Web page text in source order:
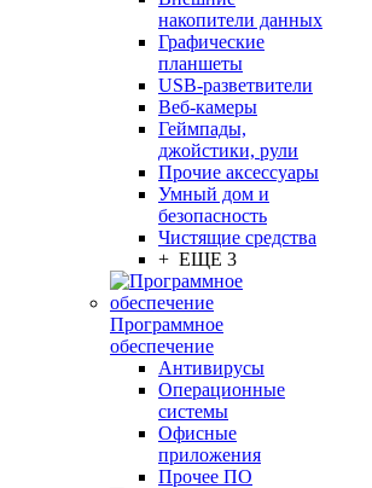
накопители данных
Графические
планшеты
USB-разветвители
Веб-камеры
Геймпады,
джойстики, рули
Прочие аксессуары
Умный дом и
безопасность
Чистящие средства
+ ЕЩЕ 3
Программное
обеспечение
Антивирусы
Операционные
системы
Офисные
приложения
Прочее ПО